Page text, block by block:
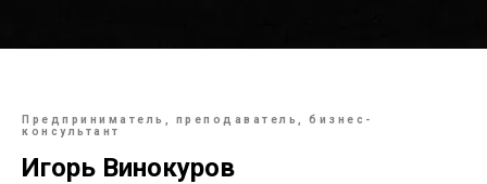
Предприниматель, преподаватель, бизнес-
консультант
Игорь Винокуров